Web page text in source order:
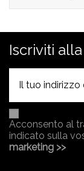
Iscriviti
Acconsento al
indicato sulla
marketing >>